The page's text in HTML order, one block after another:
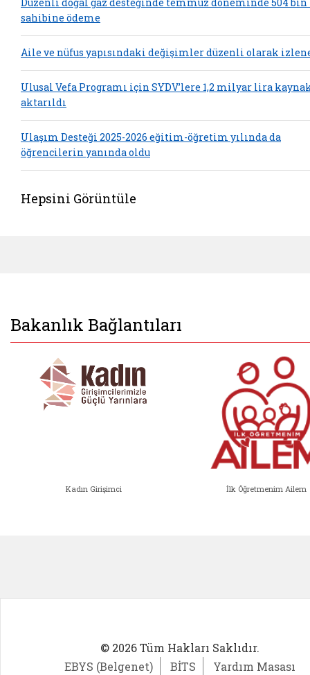
sahibine ödeme
Aile ve nüfus yapısındaki değişimler düzenli olarak
Ulusal Vefa Programı için SYDV’lere 1,2 milyar lira
aktarıldı
Ulaşım Desteği 2025-2026 eğitim-öğretim yılında da
öğrencilerin yanında oldu
Hepsini Görüntüle
Bakanlık Bağlantıları
Kadın Girişimci İlk Öğretmenim Ailem
© 2026 Tüm Hakları Saklıdır.
EBYS (Belgenet)
BİTS Yardım Masası